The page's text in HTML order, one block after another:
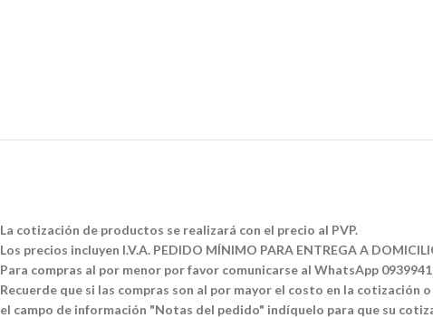
La cotización de productos se realizará con el precio al PVP.
Los precios incluyen I.V.A. PEDIDO MÍNIMO PARA ENTREGA A
Para compras al por menor por favor comunicarse al WhatsApp
Recuerde que si las compras son al por mayor el costo en la
el campo de información "Notas del pedido" indíquelo para que su